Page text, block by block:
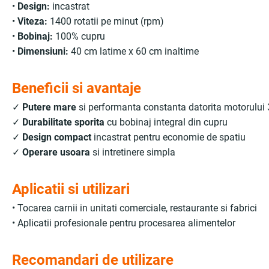
• Design: incastrat
• Viteza: 1400 rotatii pe minut (rpm)
• Bobinaj: 100% cupru
• Dimensiuni: 40 cm latime x 60 cm inaltime
Beneficii si avantaje
✓ Putere mare si performanta constanta datorita motorului
✓ Durabilitate sporita cu bobinaj integral din cupru
✓ Design compact incastrat pentru economie de spatiu
✓ Operare usoara si intretinere simpla
Aplicatii si utilizari
• Tocarea carnii in unitati comerciale, restaurante si fabrici
• Aplicatii profesionale pentru procesarea alimentelor
Recomandari de utilizare